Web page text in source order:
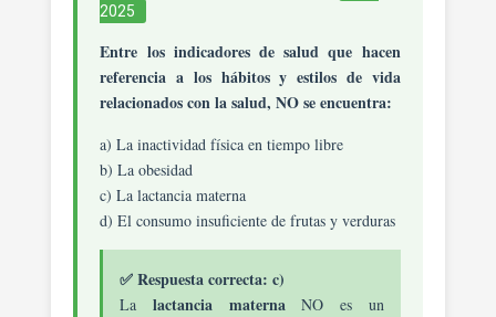
2025
Entre los indicadores de salud que hacen
referencia a los hábitos y estilos de vida
relacionados con la salud, NO se encuentra:
a) La inactividad física en tiempo libre
b) La obesidad
c) La lactancia materna
d) El consumo insuficiente de frutas y verduras
✅ Respuesta correcta: c)
La lactancia maternaNO es un